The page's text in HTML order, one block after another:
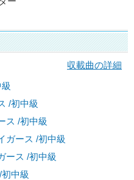
収載曲の詳細
/初中級
ス /初中級
ガース /初中級
ース /初中級
/初中級